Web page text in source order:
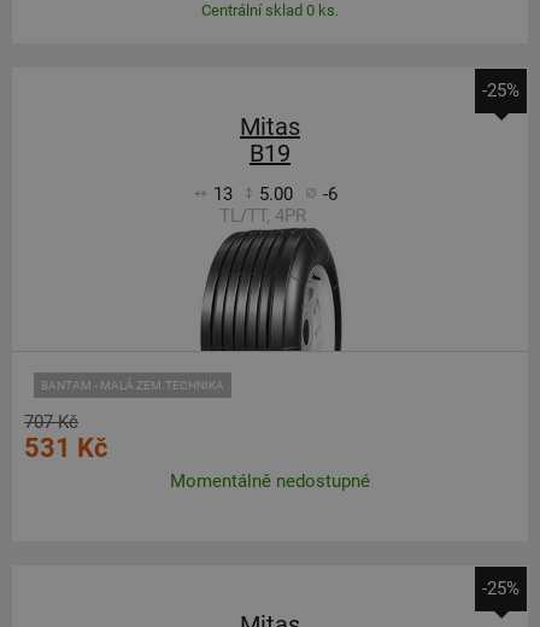
Centrální sklad 0 ks.
-25%
Mitas
B19
13 5.00
-6
TL/TT, 4PR
BANTAM - MALÁ ZEM.TECHNIKA
707 Kč
531 Kč
Momentálně nedostupné
-25%